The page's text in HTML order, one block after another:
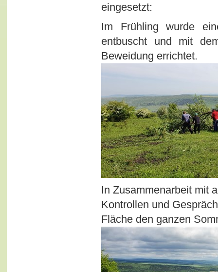
eingesetzt:
Im Frühling wurde
entbuscht und mit
Beweidung errichtet.
In Zusammenarbeit mit
Kontrollen und
Fläche den ganzen